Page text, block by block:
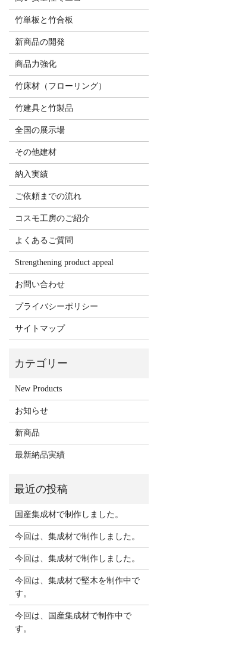
竹単板と竹合板
新商品の開発
商品力強化
竹床材（フローリング）
竹建具と竹製品
全国の展示場
その他建材
納入実績
ご依頼までの流れ
コスモ工房のご紹介
よくあるご質問
Strengthening product appeal
お問い合わせ
プライバシーポリシー
サイトマップ
New Products
お知らせ
新商品
最新納品実績
国産集成材で制作しました。
今回は、集成材で制作しました。
今回は、集成材で制作しました。
今回は、集成材で堅木を制作中で
す。
今回は、国産集成材で制作中で
す。